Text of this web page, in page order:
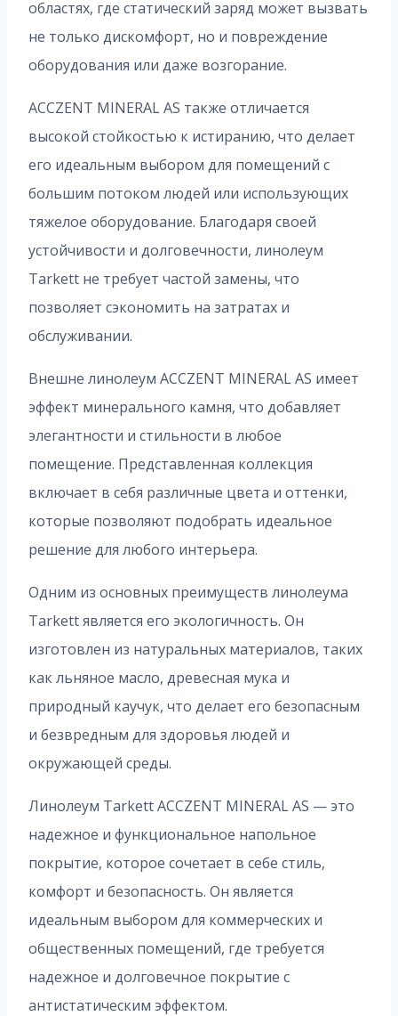
областях, где статический заряд может вызвать
не только дискомфорт, но и повреждение
оборудования или даже возгорание.
ACCZENT MINERAL AS также отличается
высокой стойкостью к истиранию, что делает
его идеальным выбором для помещений с
большим потоком людей или использующих
тяжелое оборудование. Благодаря своей
устойчивости и долговечности, линолеум
Tarkett не требует частой замены, что
позволяет сэкономить на затратах и
обслуживании.
Внешне линолеум ACCZENT MINERAL AS имеет
эффект минерального камня, что добавляет
элегантности и стильности в любое
помещение. Представленная коллекция
включает в себя различные цвета и оттенки,
которые позволяют подобрать идеальное
решение для любого интерьера.
Одним из основных преимуществ линолеума
Tarkett является его экологичность. Он
изготовлен из натуральных материалов, таких
как льняное масло, древесная мука и
природный каучук, что делает его безопасным
и безвредным для здоровья людей и
окружающей среды.
Линолеум Tarkett ACCZENT MINERAL AS — это
надежное и функциональное напольное
покрытие, которое сочетает в себе стиль,
комфорт и безопасность. Он является
идеальным выбором для коммерческих и
общественных помещений, где требуется
надежное и долговечное покрытие с
антистатическим эффектом.